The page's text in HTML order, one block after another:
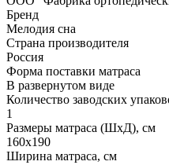
Бренд
Мелодия сна
Страна производителя
Россия
Форма поставки матраса
В развернутом виде
Количество заводских
1
Размеры матраса (ШхД), см
160х190
Ширина матраса, см